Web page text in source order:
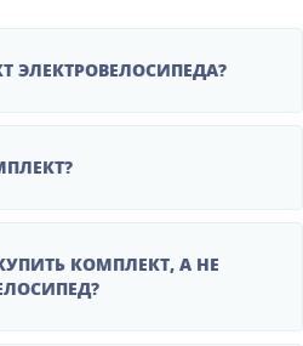
ЭЛЕКТРОВЕЛОСИПЕДА?
КОМПЛЕКТ, А НЕ